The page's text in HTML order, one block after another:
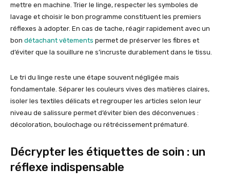
mettre en machine. Trier le linge, respecter les symboles de
lavage et choisir le bon programme constituent les premiers
réflexes à adopter. En cas de tache, réagir rapidement avec un
bon détachant vêtements permet de préserver les fibres et
d’éviter que la souillure ne s’incruste durablement dans le tissu.
Le tri du linge reste une étape souvent négligée mais
fondamentale. Séparer les couleurs vives des matières claires,
isoler les textiles délicats et regrouper les articles selon leur
niveau de salissure permet d’éviter bien des déconvenues :
décoloration, boulochage ou rétrécissement prématuré.
Décrypter les étiquettes de soin : un
réflexe indispensable